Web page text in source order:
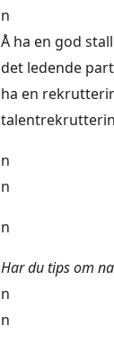
n
Å ha en god
det ledende
ha en
n
n
n
Har du tips om
n
n